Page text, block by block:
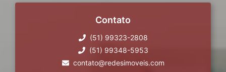
Contato
(51) 99323-2808
(51) 99348-5953
contato@redesimoveis.com